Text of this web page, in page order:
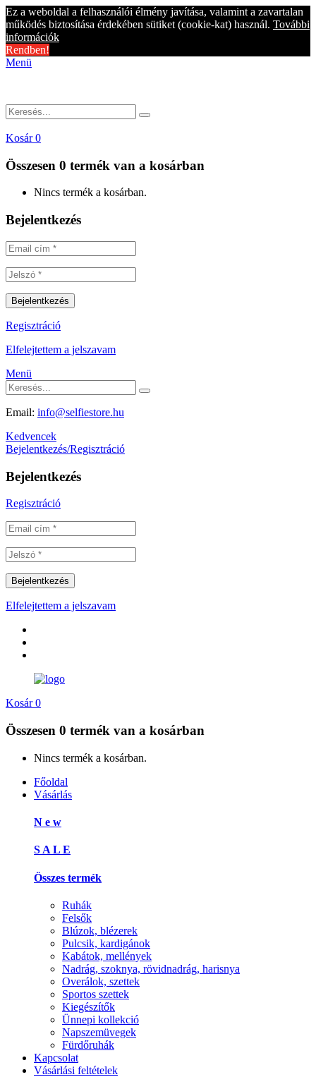
Ez a weboldal a felhasználói élmény javítása, valamint a zavartalan
működés biztosítása érdekében sütiket (cookie-kat) használ. További
információk
Rendben!
Menü
Kosár 0
Összesen 0 termék van a kosárban
Nincs termék a kosárban.
Bejelentkezés
Regisztráció
Elfelejtettem a jelszavam
Menü
Email: info@selfiestore.hu
Kedvencek
Bejelentkezés/Regisztráció
Bejelentkezés
Regisztráció
Elfelejtettem a jelszavam
Kosár 0
Összesen 0 termék van a kosárban
Nincs termék a kosárban.
Főoldal
Vásárlás
N e w
S A L E
Összes termék
Ruhák
Felsők
Blúzok, blézerek
Pulcsik, kardigánok
Kabátok, mellények
Nadrág, szoknya, rövidnadrág, harisnya
Overálok, szettek
Sportos szettek
Kiegészítők
Ünnepi kollekció
Napszemüvegek
Fürdőruhák
Kapcsolat
Vásárlási feltételek